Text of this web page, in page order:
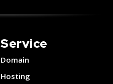
Service
Domain
Hosting